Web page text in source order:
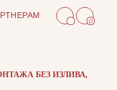
0
БЕЗ ИЗЛИВА,